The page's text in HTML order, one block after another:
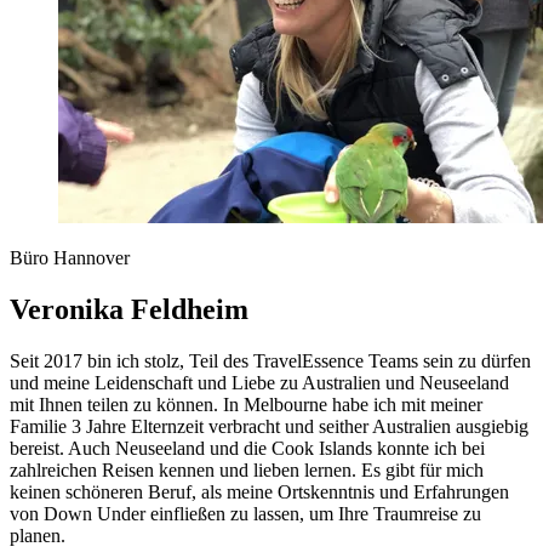
Büro Hannover
Veronika Feldheim
Seit 2017 bin ich stolz, Teil des TravelEssence Teams sein zu dürfen
und meine Leidenschaft und Liebe zu Australien und Neuseeland
mit Ihnen teilen zu können. In Melbourne habe ich mit meiner
Familie 3 Jahre Elternzeit verbracht und seither Australien ausgiebig
bereist. Auch Neuseeland und die Cook Islands konnte ich bei
zahlreichen Reisen kennen und lieben lernen. Es gibt für mich
keinen schöneren Beruf, als meine Ortskenntnis und Erfahrungen
von Down Under einfließen zu lassen, um Ihre Traumreise zu
planen.